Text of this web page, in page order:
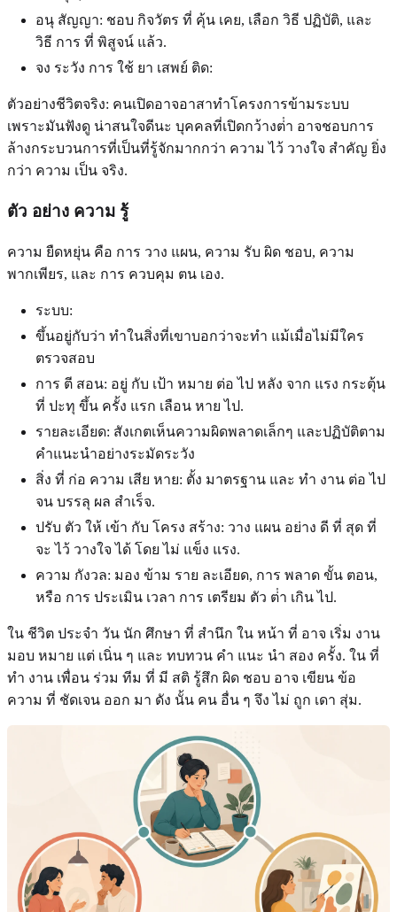
อนุ สัญญา: ชอบ กิจวัตร ที่ คุ้น เคย, เลือก วิธี ปฏิบัติ, และ
วิธี การ ที่ พิสูจน์ แล้ว.
จง ระวัง การ ใช้ ยา เสพย์ ติด:
ตัวอย่างชีวิตจริง: คนเปิดอาจอาสาทําโครงการข้ามระบบ
เพราะมันฟังดู น่าสนใจดีนะ บุคคลที่เปิดกว้างต่ํา อาจชอบการ
ล้างกระบวนการที่เป็นที่รู้จักมากกว่า ความ ไว้ วางใจ สําคัญ ยิ่ง
กว่า ความ เป็น จริง.
ตัว อย่าง ความ รู้
ความ ยืดหยุ่น คือ การ วาง แผน, ความ รับ ผิด ชอบ, ความ
พากเพียร, และ การ ควบคุม ตน เอง.
ระบบ:
ขึ้นอยู่กับว่า ทําในสิ่งที่เขาบอกว่าจะทํา แม้เมื่อไม่มีใคร
ตรวจสอบ
การ ตี สอน: อยู่ กับ เป้า หมาย ต่อ ไป หลัง จาก แรง กระตุ้น
ที่ ปะทุ ขึ้น ครั้ง แรก เลือน หาย ไป.
รายละเอียด: สังเกตเห็นความผิดพลาดเล็กๆ และปฏิบัติตาม
คําแนะนําอย่างระมัดระวัง
สิ่ง ที่ ก่อ ความ เสีย หาย: ตั้ง มาตรฐาน และ ทํา งาน ต่อ ไป
จน บรรลุ ผล สําเร็จ.
ปรับ ตัว ให้ เข้า กับ โครง สร้าง: วาง แผน อย่าง ดี ที่ สุด ที่
จะ ไว้ วางใจ ได้ โดย ไม่ แข็ง แรง.
ความ กังวล: มอง ข้าม ราย ละเอียด, การ พลาด ขั้น ตอน,
หรือ การ ประเมิน เวลา การ เตรียม ตัว ต่ํา เกิน ไป.
ใน ชีวิต ประจํา วัน นัก ศึกษา ที่ สํานึก ใน หน้า ที่ อาจ เริ่ม งาน
มอบ หมาย แต่ เนิ่น ๆ และ ทบทวน คํา แนะ นํา สอง ครั้ง. ใน ที่
ทํา งาน เพื่อน ร่วม ทีม ที่ มี สติ รู้สึก ผิด ชอบ อาจ เขียน ข้อ
ความ ที่ ชัดเจน ออก มา ดัง นั้น คน อื่น ๆ จึง ไม่ ถูก เดา สุ่ม.